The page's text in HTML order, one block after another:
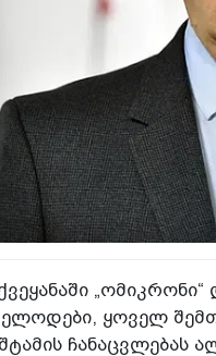
ყოველ
ჩანაცვლებას